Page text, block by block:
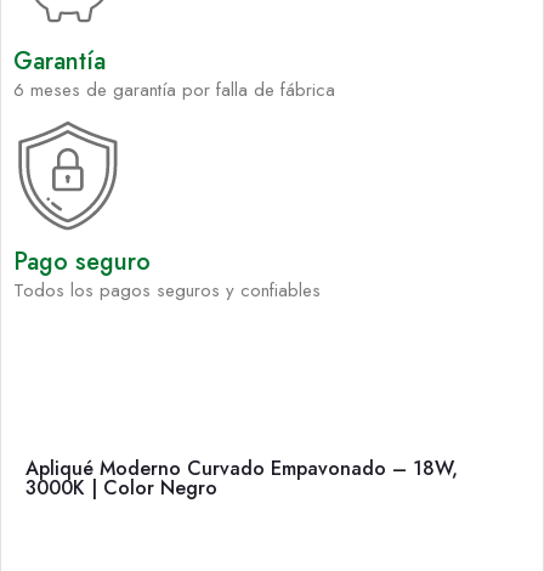
Garantía
6 meses de garantía por falla de fábrica
Pago seguro
Todos los pagos seguros y confiables
Apliqué Moderno Curvado Empavonado – 18W,
3000K | Color Negro